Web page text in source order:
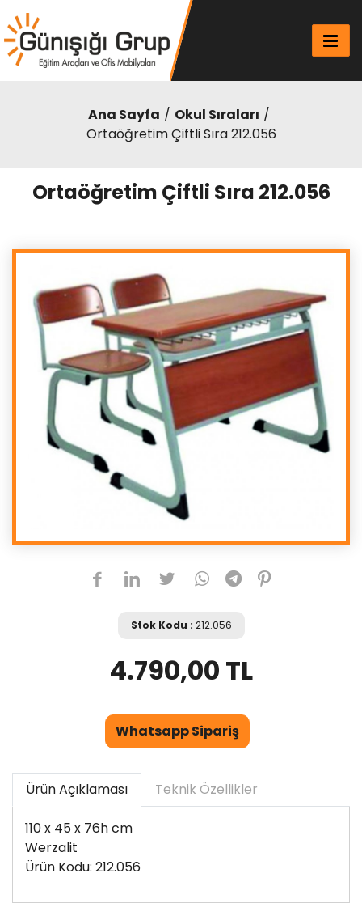
Ana Sayfa
Okul Sıraları
Ortaöğretim Çiftli Sıra 212.056
Ortaöğretim Çiftli Sıra 212.056
Stok Kodu : 212.056
4.790,00 TL
Whatsapp Sipariş
Ürün Açıklaması Teknik Özellikler
110 x 45 x 76h cm
Werzalit
Ürün Kodu: 212.056